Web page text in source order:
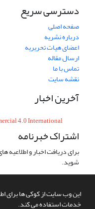
این وب سایت از کوکی ها برای
خدمات استفاده می کند.
دسترسی سریع
صفحه اصلی
درباره نشریه
اعضای هیات تحریریه
ارسال مقاله
تماس با ما
نقشه سایت
آخرین اخبار
4.0 International
اشتراک خبرنامه
برای دریافت اخبار و
شوید.